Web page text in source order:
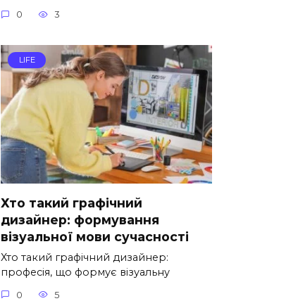
0 3
LIFE
Хто такий графічний
дизайнер: формування
візуальної мови сучасності
Хто такий графічний дизайнер:
професія, що формує візуальну
0 5